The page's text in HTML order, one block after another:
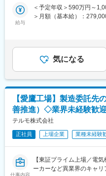
また、製品を立ち上げる
材、品質保証など、多彩
愛鷹工場はテルモの生産
治療に用いられる多品種
肺）など、研究開発から
に、心臓血管カテーテル
ア75％。その他にも世界
います。
変更の範囲：会社の定める
ています。本ポジション
ルの安定供給と生産性向
製造管理技術（効率：IE・
を活用したハンズオンで
法：IE：インダストリアル
・生産ラインの品質改善に
法：TQM、TQC など）
・生産ラインのオペレーシ
MESの維持・運用、生産計
■組織構成：
工程管理課は約20名規模
ております。
給与
＜予定年収＞590万円～
＞月額（基本給）：
を通じて上下する可能性
た表記です。気になる
【愛鷹工場】製造委託先
善推進）◇業界未経験歓
テルモ株式会社
正社員 上場企業 業種未経験
仕事内容
【東証プライム上場／電
ーカーなど異業界のキャ